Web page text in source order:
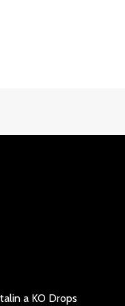
a KO Drops